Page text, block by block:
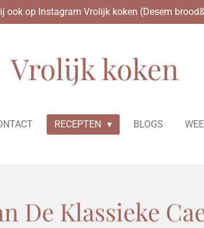
ook op Instagram Vrolijk koken (Desem
Vrolijk koken
RECEPTEN BLOGS
De Klassieke